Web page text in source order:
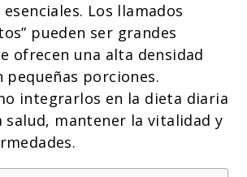
Los llamados
pueden ser grandes
ofrecen una alta densidad
porciones.
integrarlos en la dieta diaria
salud, mantener la vitalidad y